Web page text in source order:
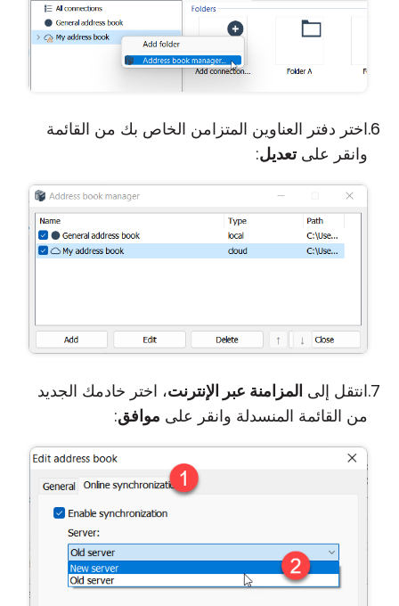
اختر دفتر العناوين المتزامن الخاص بك من القائمة
وانقر علىتعديل:
انتقل إلى المزامنة عبر الإنترنت، اختر خادمك الجديد
من القائمة المنسدلة وانقر على موافق: